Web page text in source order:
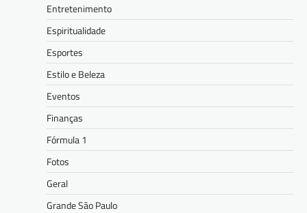
Entretenimento
Espiritualidade
Esportes
Estilo e Beleza
Eventos
Finanças
Fórmula 1
Fotos
Geral
Grande São Paulo